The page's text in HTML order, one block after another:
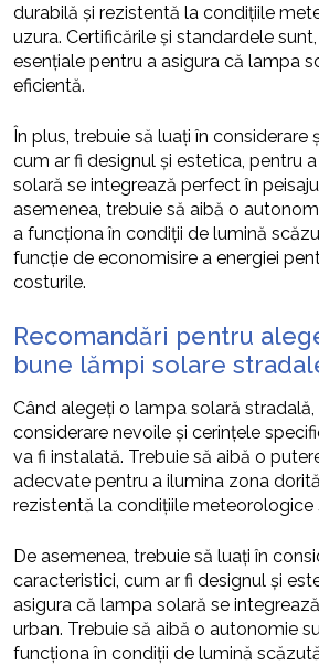
durabilă și rezistentă la condițiile
uzura. Certificările și standardele
esențiale pentru a asigura că lampa
eficientă.
În plus, trebuie să luați în considerare
cum ar fi designul și estetica, pentru
solară se integrează perfect în
asemenea, trebuie să aibă o
a funcționa în condiții de lumină
funcție de economisire a energiei
costurile.
Recomandări pentru
bune lămpi solare
Când alegeți o lampa solară stradală,
considerare nevoile și cerințele
va fi instalată. Trebuie să aibă o
adecvate pentru a ilumina zona
rezistentă la condițiile meteorologice
De asemenea, trebuie să luați în
caracteristici, cum ar fi designul și
asigura că lampa solară se
urban. Trebuie să aibă o autonomie
funcționa în condiții de lumină